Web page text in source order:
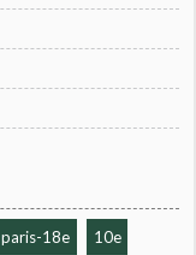
paris-18e 10e